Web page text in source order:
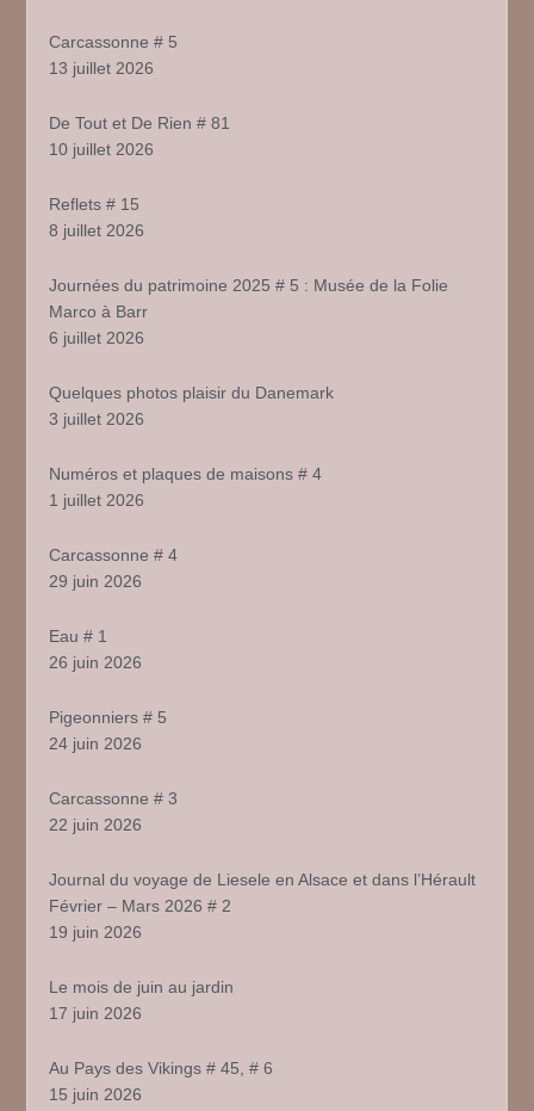
Carcassonne # 5
13 juillet 2026
De Tout et De Rien # 81
10 juillet 2026
Reflets # 15
8 juillet 2026
Journées du patrimoine 2025 # 5 : Musée de la Folie
Marco à Barr
6 juillet 2026
Quelques photos plaisir du Danemark
3 juillet 2026
Numéros et plaques de maisons # 4
1 juillet 2026
Carcassonne # 4
29 juin 2026
Eau # 1
26 juin 2026
Pigeonniers # 5
24 juin 2026
Carcassonne # 3
22 juin 2026
Journal du voyage de Liesele en Alsace et dans l’Hérault
Février – Mars 2026 # 2
19 juin 2026
Le mois de juin au jardin
17 juin 2026
Au Pays des Vikings # 45, # 6
15 juin 2026